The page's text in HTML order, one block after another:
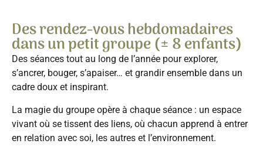
Des rendez-vous hebdomadaires
dans un petit groupe (± 8 enfants)
Des séances tout au long de l’année pour explorer,
s’ancrer, bouger, s’apaiser… et grandir ensemble dans un
cadre doux et inspirant.
La magie du groupe opère à chaque séance : un espace
vivant où se tissent des liens, où chacun apprend à entrer
en relation avec soi, les autres et l’environnement.